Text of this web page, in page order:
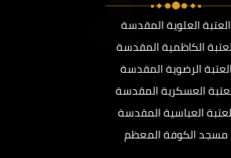
العتبة العلوية المقدسة
الكاظمية المقدسة
العتبة الرضوية المقدسة
العسكرية المقدسة
العباسية المقدسة
مسجد الكوفة المعظم